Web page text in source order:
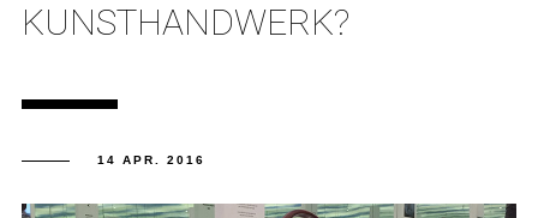
KUNSTHANDWERK?
14 APR. 2016